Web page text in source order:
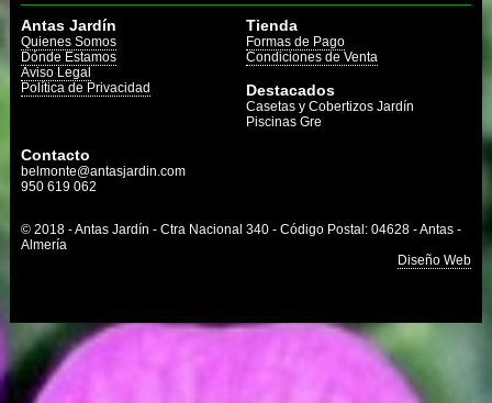
Antas Jardín
Quienes Somos
Dónde Estamos
Aviso Legal
Política de Privacidad
Tienda
Formas de Pago
Condiciones de Venta
Destacados
Casetas y Cobertizos Jardín
Piscinas Gre
Contacto
belmonte@antasjardin.com
950 619 062
© 2018 - Antas Jardín - Ctra Nacional 340 - Código Postal: 04628 - Antas -
Almería
Diseño Web